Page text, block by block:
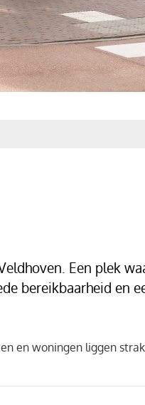
Een plek
bereikbaarheid en
en woningen liggen